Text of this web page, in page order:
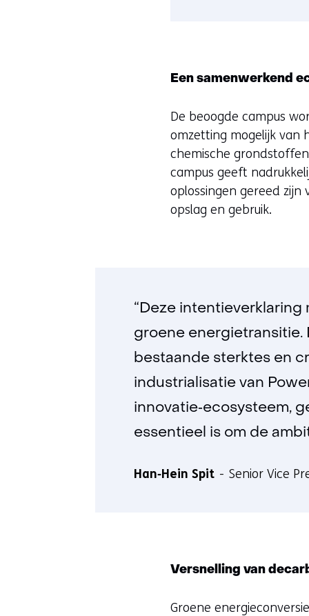
Een samenwerkend
De beoogde campus
omzetting mogelijk van
chemische
campus geeft
oplossingen gereed zijn
opslag en gebruik.
“Deze
groene energietransitie.
bestaande sterktes en
industrialisatie van
innovatie‑ecosysteem,
essentieel is om de
Han‑Hein Spit Senior Vice
Versnelling van
Groene